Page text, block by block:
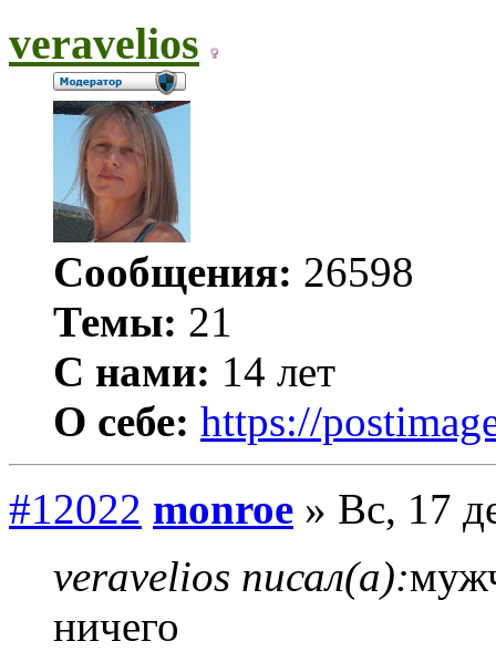
veravelios
Сообщения: 26598
Темы: 21
С нами: 14 лет
О себе: https://
#12022 monroe » Вс, 17
veravelios писал(а):
ничего